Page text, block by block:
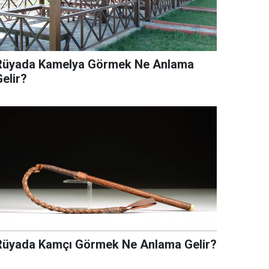
Kamelya Görmek Ne Anlama
Kamçı Görmek Ne Anlama Gelir?